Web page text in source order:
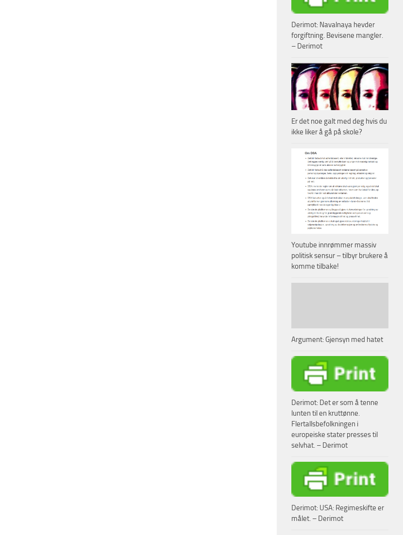
Derimot: Navalnaya hevder
forgiftning. Bevisene mangler.
– Derimot
Er det noe galt med deg hvis du
ikke liker å gå på skole?
Youtube innrømmer massiv
politisk sensur – tilbyr brukere å
komme tilbake!
Argument: Gjensyn med hatet
Derimot: Det er som å tenne
lunten til en kruttønne.
Flertallsbefolkningen i
europeiske stater presses til
selvhat. – Derimot
Derimot: USA: Regimeskifte er
målet. – Derimot